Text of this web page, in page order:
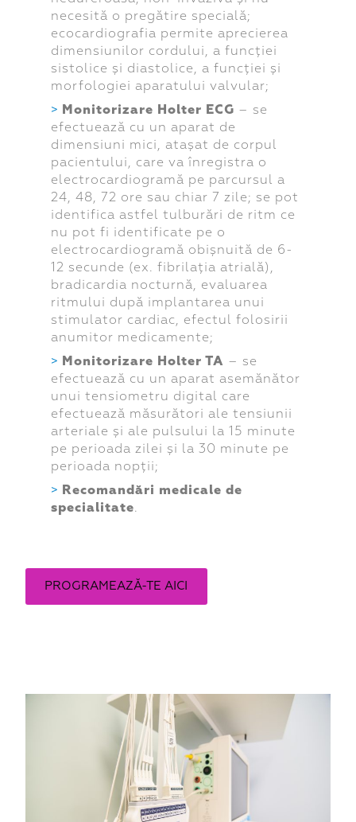
necesită o pregătire specială;
ecocardiografia permite aprecierea
dimensiunilor cordului, a funcției
sistolice și diastolice, a funcției și
morfologiei aparatului valvular;
Monitorizare Holter ECG – se
efectuează cu un aparat de
dimensiuni mici, atașat de corpul
pacientului, care va înregistra o
electrocardiogramă pe parcursul a
24, 48, 72 ore sau chiar 7 zile; se pot
identifica astfel tulburări de ritm ce
nu pot fi identificate pe o
electrocardiogramă obișnuită de 6-
12 secunde (ex. fibrilația atrială),
bradicardia nocturnă, evaluarea
ritmului după implantarea unui
stimulator cardiac, efectul folosirii
anumitor medicamente;
Monitorizare Holter TA – se
efectuează cu un aparat asemănător
unui tensiometru digital care
efectuează măsurători ale tensiunii
arteriale și ale pulsului la 15 minute
pe perioada zilei și la 30 minute pe
perioada nopții;
Recomandări medicale de
specialitate.
PROGRAMEAZĂ-TE AICI